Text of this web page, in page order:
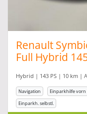
Renault
Full Hybrid
Hybrid | 143 PS | 10 km |
Navigation Einparkhilfe vorn
Einparkh. selbstl.